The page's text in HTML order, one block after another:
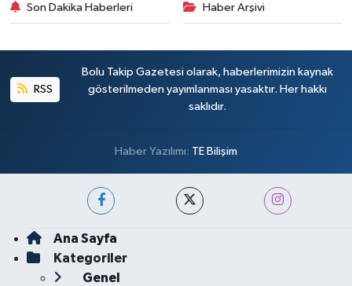
Son Dakika Haberleri Haber Arşivi
RSS
Bolu Takip Gazetesi olarak, haberlerimizin kaynak
gösterilmeden yayımlanması yasaktır. Her hakkı
saklıdır.
Haber Yazılımı: TE Bilişim
Ana Sayfa
Kategoriler
Genel